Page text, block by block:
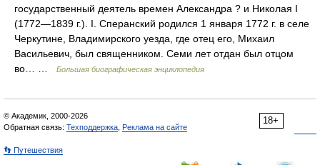
государственный деятель времен Александра ? и Николая I
(1772—1839 г.). I. Сперанский родился 1 января 1772 г. в селе
Черкутине, Владимирского уезда, где отец его, Михаил
Васильевич, был священником. Семи лет отдан был отцом
во… …
Большая биографическая энциклопедия
18+
© Академик, 2000-2026
Обратная связь: Техподдержка Реклама на сайте
👣 Путешествия